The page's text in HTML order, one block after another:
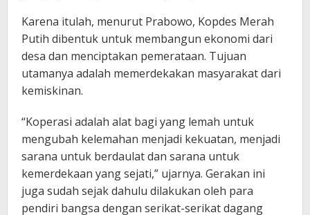
Karena itulah, menurut Prabowo, Kopdes Merah
Putih dibentuk untuk membangun ekonomi dari
desa dan menciptakan pemerataan. Tujuan
utamanya adalah memerdekakan masyarakat dari
kemiskinan.
“Koperasi adalah alat bagi yang lemah untuk
mengubah kelemahan menjadi kekuatan, menjadi
sarana untuk berdaulat dan sarana untuk
kemerdekaan yang sejati,” ujarnya. Gerakan ini
juga sudah sejak dahulu dilakukan oleh para
pendiri bangsa dengan serikat-serikat dagang